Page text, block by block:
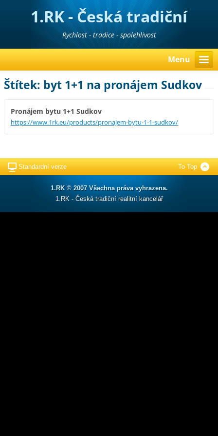
1.RK - Česká tradiční
realitní kancelář
Rychlost - tradice - spolehlivost
Menu
Štítek: byt 1+1 na pronájem Sudkov
Pronájem bytu 1+1 Sudkov
https://www.1rk.eu/products/pronajem-bytu-1-1-sudkov/
Standardní verze To Top
1.RK © 2007 Všechna práva vyhrazena.
1.RK - Česká tradiční realitní kancelář